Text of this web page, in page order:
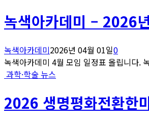
녹색아카데미 – 2026
녹색아카데미2026년 04월 01일0
녹색아카데미 4월 모임 일정표 올립니다.
과학·학술 뉴스
2026 생명평화전환